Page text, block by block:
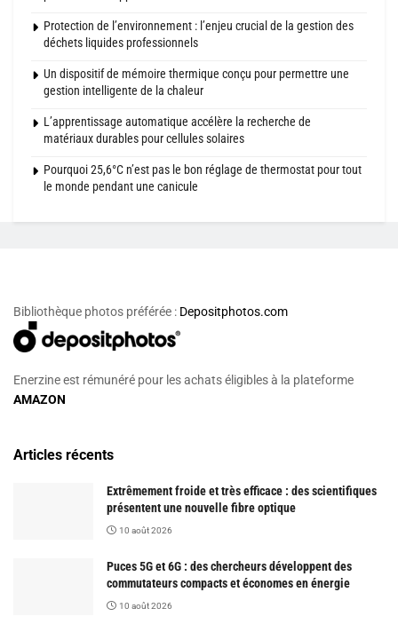
Protection de l’environnement : l’enjeu crucial de la gestion des
déchets liquides professionnels
Un dispositif de mémoire thermique conçu pour permettre une
gestion intelligente de la chaleur
L’apprentissage automatique accélère la recherche de
matériaux durables pour cellules solaires
Pourquoi 25,6°C n’est pas le bon réglage de thermostat pour tout
le monde pendant une canicule
Bibliothèque photos préférée : Depositphotos.com
Enerzine est rémunéré pour les achats éligibles à la plateforme
AMAZON
Articles récents
Extrêmement froide et très efficace : des scientifiques
présentent une nouvelle fibre optique
10 août 2026
Puces 5G et 6G : des chercheurs développent des
commutateurs compacts et économes en énergie
10 août 2026